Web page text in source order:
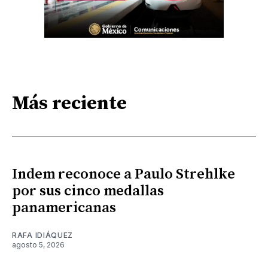
Más reciente
Indem reconoce a Paulo Strehlke
por sus cinco medallas
panamericanas
RAFA IDIÁQUEZ
agosto 5, 2026